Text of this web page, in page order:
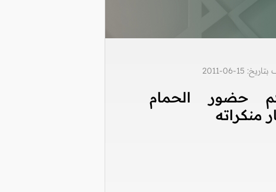
15-06-2011
حضور الحمام
منكراته